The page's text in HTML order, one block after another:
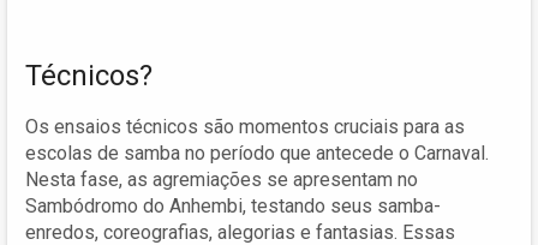
Técnicos?
Os ensaios técnicos são momentos cruciais para as
escolas de samba no período que antecede o Carnaval.
Nesta fase, as agremiações se apresentam no
Sambódromo do Anhembi, testando seus samba-
enredos, coreografias, alegorias e fantasias. Essas